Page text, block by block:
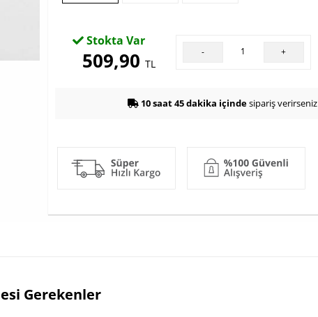
Stokta Var
509,90TL
- +
10 saat 45 dakika içindesipariş verirseniz
Gerekenler